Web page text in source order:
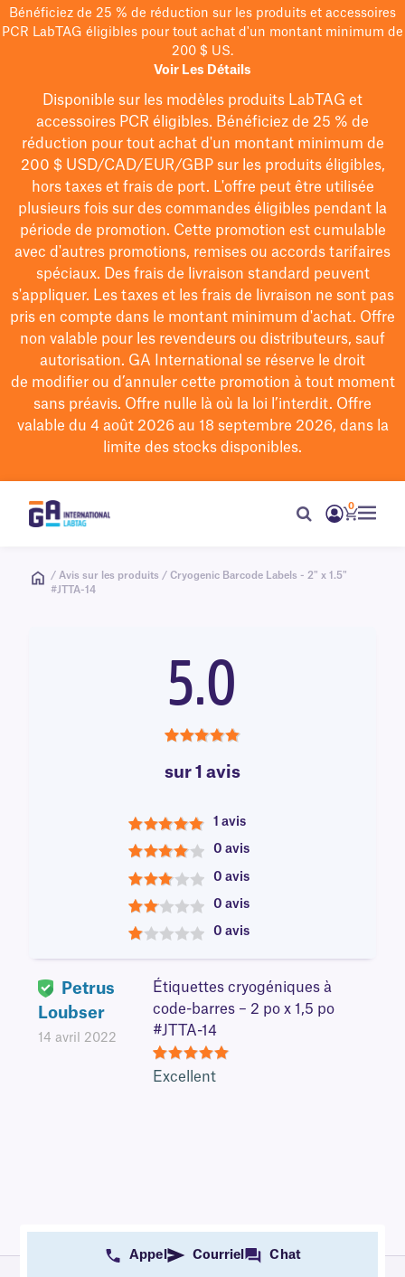
Bénéficiez de 25 % de réduction sur les produits et accessoires
PCR LabTAG éligibles pour tout achat d'un montant minimum de
200 $ US.
Voir Les Détails
Disponible sur les modèles produits LabTAG et
accessoires PCR éligibles. Bénéficiez de 25 % de
réduction pour tout achat d'un montant minimum de
200 $USD/CAD/EUR/GBPsur les produits éligibles,
hors taxes et frais de port. L'offre peut être utilisée
plusieurs fois sur des commandes éligibles pendant la
période de promotion. Cette promotion est cumulable
avec d'autres promotions, remises ou accords tarifaires
spéciaux. Des frais de livraison standard peuvent
s'appliquer. Les taxes et les frais de livraison ne sont pas
pris en compte dans le montant minimum d'achat. Offre
non valable pour les revendeurs ou distributeurs, sauf
autorisation. GA International se réserve le droit
de modifierou d’annuler cette promotion à tout moment
sans préavis. Offre nulle là où la loi l’interdit. Offre
valable du 4 août 2026 au 18 septembre 2026, dans la
limite des stocks disponibles.
0
/ Avis sur les produits / Cryogenic Barcode Labels - 2" x 1.5"
#JTTA-14
5.0
sur 1 avis
5
1 avis
4
0 avis
3
0 avis
2
0 avis
0 avis
Petrus
Loubser
14 avril 2022
Étiquettes cryogéniques à
code-barres – 2 po x 1,5 po
#JTTA-14
5Excellent
Appel Courriel Chat